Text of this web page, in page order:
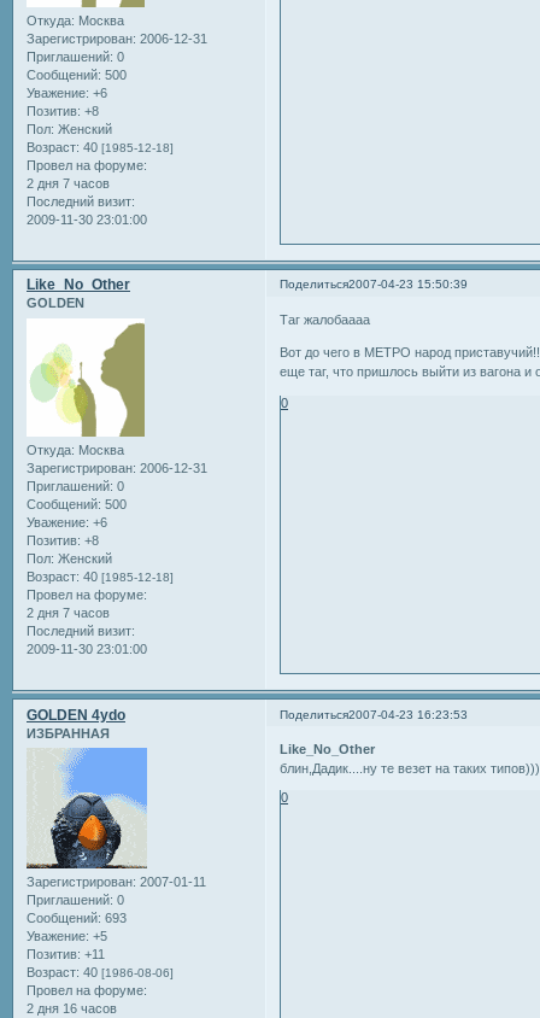
Откуда: Москва
Зарегистрирован: 2006-12-31
Приглашений: 0
Сообщений: 500
Уважение: +6
Позитив: +8
Пол: Женский
Возраст: 40 [1985-12-18]
Провел на форуме:
2 дня 7 часов
Последний визит:
2009-11-30 23:01:00
Поделиться2007-04-23 15:50:39
Like_No_Other
GOLDEN
Откуда: Москва
Зарегистрирован: 2006-12-31
Приглашений: 0
Сообщений: 500
Уважение: +6
Позитив: +8
Пол: Женский
Возраст: 40 [1985-12-18]
Провел на форуме:
2 дня 7 часов
Последний визит:
2009-11-30 23:01:00
Таг жалобаааа
Вот до чего в МЕТРО народ
еще таг, что пришлось выйти из вагона
0
Поделиться2007-04-23 16:23:53
GOLDEN 4ydo
ИЗБРАННАЯ
Зарегистрирован: 2007-01-11
Приглашений: 0
Сообщений: 693
Уважение: +5
Позитив: +11
Возраст: 40 [1986-08-06]
Провел на форуме:
2 дня 16 часов
Like_No_Other
блин,Дадик....ну те везет на таких
0